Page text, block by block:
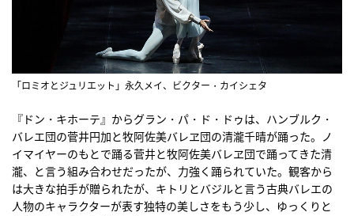
「ロミオとジュリエット」永久メイ、ビクター・カイシェタ
『ドン・キホーテ』からグラン・パ・ド・ドゥは、ハンブルク・
バレエ団の菅井円加と牧阿佐美バレヱ団の清瀧千晴が踊った。ノ
イマイヤーのもとで踊る菅井と牧阿佐美バレヱ団で踊ってきた清
瀧、と言う組み合わせだったが、力強く踊られていた。観客から
は大きな拍手が贈られたが、キトリとバジルと言う古典バレエの
人物のキャラクターが表す独特の美しさをもう少し、ゆっくりと